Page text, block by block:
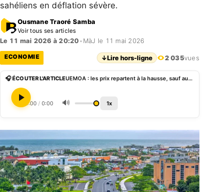
sahéliens en déflation sévère.
Ousmane Traoré Samba
Voir tous ses articles
Le 11 mai 2026 à 20:20• MàJ le 11 mai 2026
ECONOMIE ↓Lire hors-ligne 2 035vues
🎧 ÉCOUTER L'ARTICLE UEMOA : les prix repartent à la hausse, sauf au Niger et en Guinée-Bissau
0:00 / 0:00 🔊 1x